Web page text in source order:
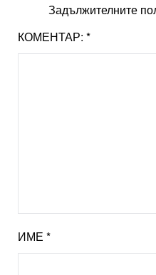
Задължителните
КОМЕНТАР: *
ИМЕ *